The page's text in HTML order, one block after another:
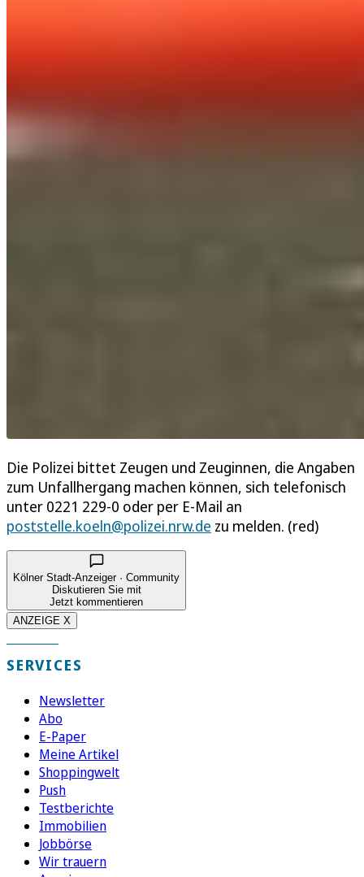
Die Polizei bittet Zeugen und Zeuginnen, die Angaben
zum Unfallhergang machen können, sich telefonisch
unter 0221 229-0 oder per E-Mail an
poststelle.koeln@polizei.nrw.de zu melden. (red)
Kölner Stadt-Anzeiger · Community
Diskutieren Sie mit
Jetzt kommentieren
ANZEIGE X
SERVICES
Newsletter
Abo
E-Paper
Meine Artikel
Shoppingwelt
Push
Testberichte
Immobilien
Jobbörse
Wir trauern